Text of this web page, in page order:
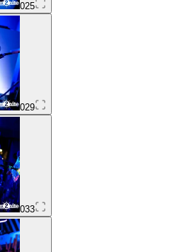
025
029
033